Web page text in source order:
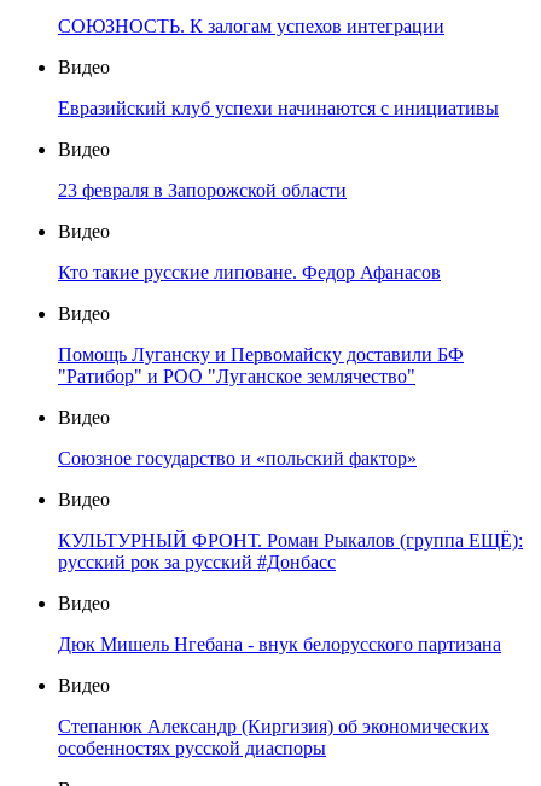
СОЮЗНОСТЬ. К залогам успехов интеграции
Видео
Евразийский клуб успехи начинаются с инициативы
Видео
23 февраля в Запорожской области
Видео
Кто такие русские липоване. Федор Афанасов
Видео
Помощь Луганску и Первомайску доставили БФ
"Ратибор" и РОО "Луганское землячество"
Видео
Союзное государство и «польский фактор»
Видео
КУЛЬТУРНЫЙ ФРОНТ. Роман Рыкалов (группа ЕЩЁ):
русский рок за русский #Донбасс
Видео
Дюк Мишель Нгебана - внук белорусского партизана
Видео
Степанюк Александр (Киргизия) об экономических
особенностях русской диаспоры